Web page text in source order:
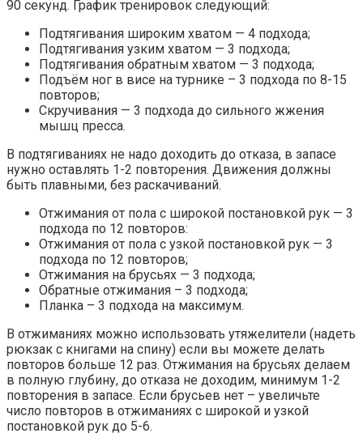
90 секунд. График тренировок следующий:
Подтягивания широким хватом — 4 подхода;
Подтягивания узким хватом — 3 подхода;
Подтягивания обратным хватом — 3 подхода;
Подъём ног в висе на турнике – 3 подхода по 8-15
повторов;
Скручивания — 3 подхода до сильного жжения
мышц пресса.
В подтягиваниях не надо доходить до отказа, в запасе
нужно оставлять 1-2 повторения. Движения должны
быть плавными, без раскачиваний.
Отжимания от пола с широкой постановкой рук — 3
подхода по 12 повторов:
Отжимания от пола с узкой постановкой рук — 3
подхода по 12 повторов;
Отжимания на брусьях — 3 подхода;
Обратные отжимания – 3 подхода;
Планка – 3 подхода на максимум.
В отжиманиях можно использовать утяжелители (надеть
рюкзак с книгами на спину) если вы можете делать
повторов больше 12 раз. Отжимания на брусьях делаем
в полную глубину, до отказа не доходим, минимум 1-2
повторения в запасе. Если брусьев нет – увеличьте
число повторов в отжиманиях с широкой и узкой
постановкой рук до 5-6.